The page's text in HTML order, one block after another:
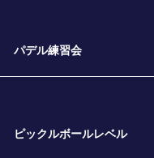
パデル練習会
ピックルボールレベル